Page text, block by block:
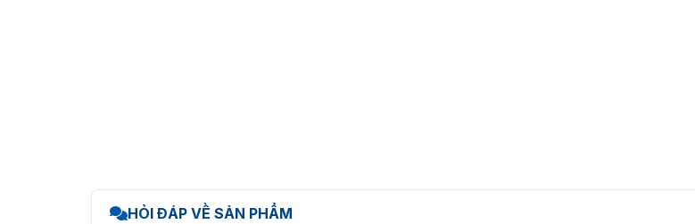
HỎI ĐÁP VỀ SẢN PHẨM